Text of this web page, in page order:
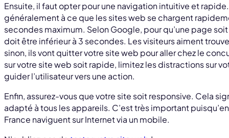
Ensuite, il faut opter pour une navigation intuitive et
généralement à ce que les sites web se chargent
secondes maximum. Selon Google, pour qu’une page
doit être inférieur à 3 secondes. Les visiteurs aiment
sinon, ils vont quitter votre site web pour aller chez le
sur votre site web soit rapide, limitez les distractions sur
guider l’utilisateur vers une action.
Enfin, assurez-vous que votre site soit responsive. Cela
adapté à tous les appareils. C’est très important
France naviguent sur Internet via un mobile.